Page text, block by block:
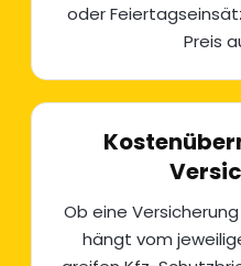
oder
Preis
Ob eine
hängt vom